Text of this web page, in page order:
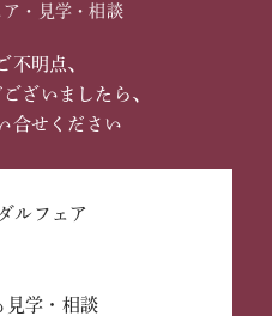
・見学・相談
不明点、
ざいましたら、
合せください
ルフェア
見学・相談